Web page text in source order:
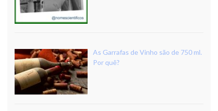
As Garrafas de Vinho são de 750 ml.
Por quê?